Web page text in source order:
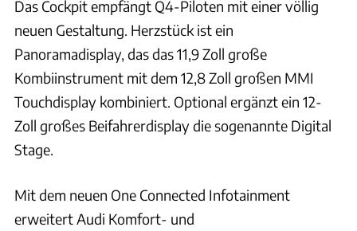
Das Cockpit empfängt Q4-Piloten mit einer völlig
neuen Gestaltung. Herzstück ist ein
Panoramadisplay, das das 11,9 Zoll große
Kombiinstrument mit dem 12,8 Zoll großen MMI
Touchdisplay kombiniert. Optional ergänzt ein 12-
Zoll großes Beifahrerdisplay die sogenannte Digital
Stage.
Mit dem neuen One Connected Infotainment
erweitert Audi Komfort- und